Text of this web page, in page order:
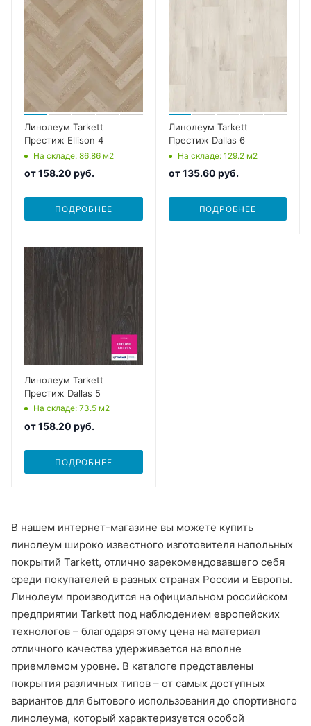
Линолеум Tarkett
Престиж Ellison 4
На складе: 86.86 м2
от158.20 руб.
ПОДРОБНЕЕ
Линолеум Tarkett
Престиж Dallas 6
На складе: 129.2 м2
от135.60 руб.
ПОДРОБНЕЕ
Линолеум Tarkett
Престиж Dallas 5
На складе: 73.5 м2
от158.20 руб.
ПОДРОБНЕЕ
В нашем интернет-магазине вы можете купить
линолеум широко известного изготовителя напольных
покрытий Tarkett, отлично зарекомендовавшего себя
среди покупателей в разных странах России и Европы.
Линолеум производится на официальном российском
предприятии Tarkett под наблюдением европейских
технологов – благодаря этому цена на материал
отличного качества удерживается на вполне
приемлемом уровне. В каталоге представлены
покрытия различных типов – от самых доступных
вариантов для бытового использования до спортивного
линолеума, который характеризуется особой